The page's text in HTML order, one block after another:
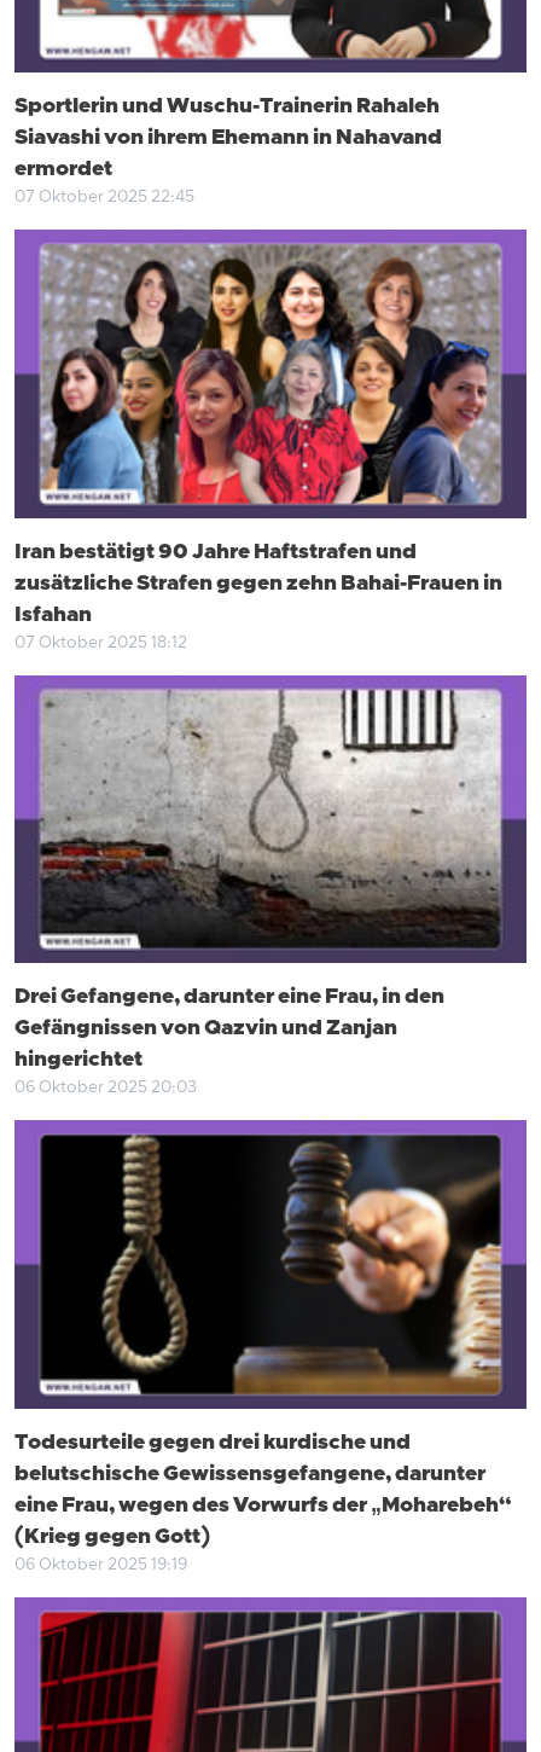
Sportlerin und Wuschu-Trainerin Rahaleh
Siavashi von ihrem Ehemann in Nahavand
ermordet
07 Oktober 2025 22:45
Iran bestätigt 90 Jahre Haftstrafen und
zusätzliche Strafen gegen zehn Bahai-Frauen in
Isfahan
07 Oktober 2025 18:12
Drei Gefangene, darunter eine Frau, in den
Gefängnissen von Qazvin und Zanjan
hingerichtet
06 Oktober 2025 20:03
Todesurteile gegen drei kurdische und
belutschische Gewissensgefangene, darunter
eine Frau, wegen des Vorwurfs der „Moharebeh“
(Krieg gegen Gott)
06 Oktober 2025 19:19